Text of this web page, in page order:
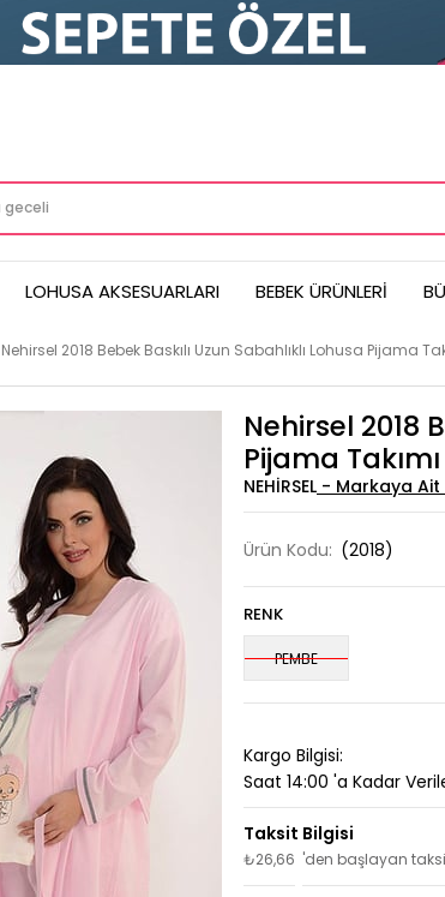
LOHUSA AKSESUARLARI BEBEK ÜRÜNLERI
Nehirsel 2018 Bebek Baskılı Uzun Sabahlıklı Lohusa Pijama
Nehirsel 2018
Pijama Takımı
NEHIRSEL
Ürün Kodu: (2018)
RENK
PEMBE
Kargo Bilgisi:
Saat 14:00 'a Kadar
₺26,66 'den başlayan